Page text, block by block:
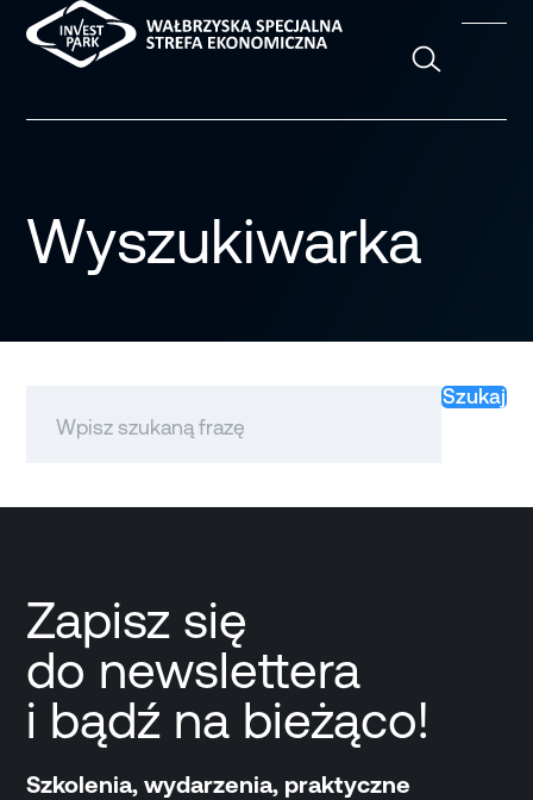
Wyszukiwarka
Szukaj
Zapisz się
do newslettera
i bądź na bieżąco!
Szkolenia, wydarzenia, praktyczne